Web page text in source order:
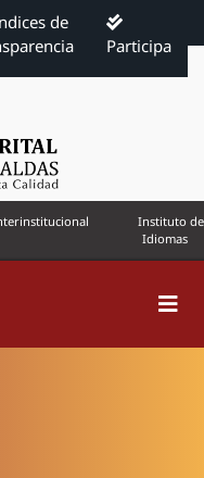
de
Participa
Instituto de
Idiomas